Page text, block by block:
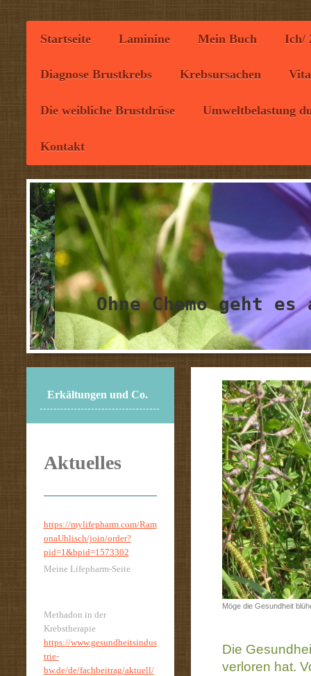
Startseite Laminine Mein Buch Ich/
Diagnose Brustkrebs Krebsursachen
Die weibliche Brustdrüse Umweltbelastung
Kontakt
Ohne Chemo geht es
Möge die Gesundheit
Die
verloren hat.
Erkältungen und Co.
Aktuelles
https://mylifepharm.com/Ram
onaUhlisch/join/order?
pid=1&bpid=1573302
Meine Lifepharm-Seite
Methadon in der
Krebstherapie
https://www.gesundheitsindus
trie-
bw.de/de/fachbeitrag/aktuell/